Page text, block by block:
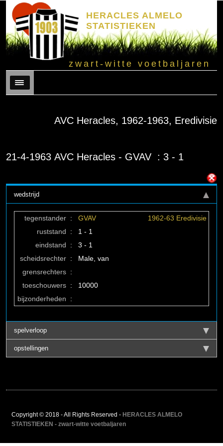
HERACLES ALMELO
STATISTIEKEN
zwart-witte voetbaljaren
Menu
AVC Heracles, 1962-1963, Eredivisie
21-4-1963 AVC Heracles - GVAV : 3 - 1
wedstrijd
tegenstander : GVAV
1962-63 Eredivisie
ruststand
:
1 - 1
eindstand
:
3 - 1
scheidsrechter :
Male, van
grensrechters :
toeschouwers :
10000
bijzonderheden
:
spelverloop
opstellingen
Copyright © 2018 - All Rights Reserved - HERACLES ALMELO
STATISTIEKEN - zwart-witte voetbaljaren